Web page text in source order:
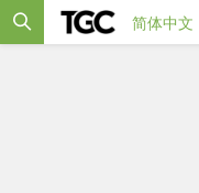
简体中文